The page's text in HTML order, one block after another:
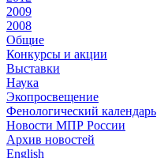
2009
2008
Общие
Конкурсы и акции
Выставки
Наука
Экопросвещение
Фенологический календарь
Новости МПР России
Архив новостей
English